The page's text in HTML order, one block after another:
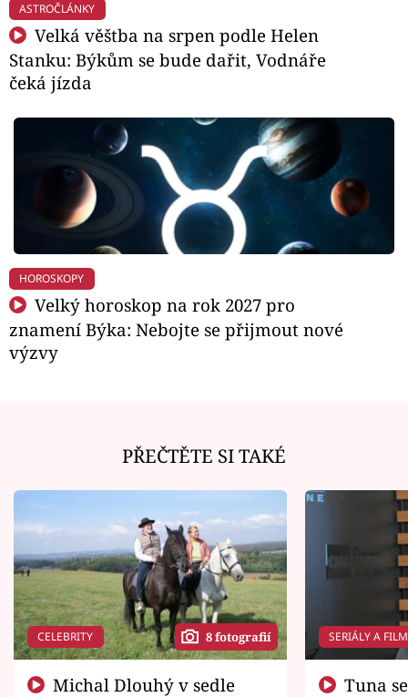
ASTROČLÁNKY
Velká věštba na srpen podle Helen
Stanku: Býkům se bude dařit, Vodnáře
čeká jízda
HOROSKOPY
Velký horoskop na rok 2027 pro
znamení Býka: Nebojte se přijmout nové
výzvy
PŘEČTĚTE SI TAKÉ
CELEBRITY 8 fotografií SERIÁLY A